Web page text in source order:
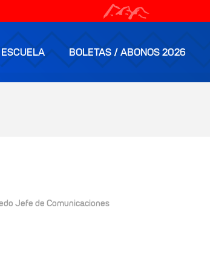
ESCUELA BOLETAS / ABONOS 2026
Jefe de Comunicaciones